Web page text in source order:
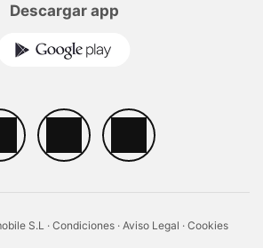
Descargar app
S.L · Condiciones · Aviso Legal · Cookies